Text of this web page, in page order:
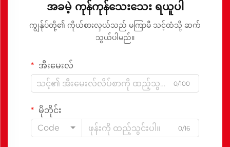
အခမဲ့ ကုန်ကုန်သေးသေး ရယူပါ
ကျွန်ုပ်တို့၏ ကိုယ်စားလှယ်သည် မကြာမီ သင့်ထံသို့ ဆက်
သွယ်ပါမည်။
အီးမေးလ်
0/100
မိုဘိုင်း
Code
0/16